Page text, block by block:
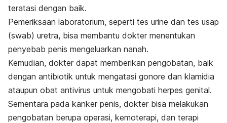
teratasi dengan baik.
Pemeriksaan laboratorium, seperti tes urine dan tes usap
(swab) uretra, bisa membantu dokter menentukan
penyebab penis mengeluarkan nanah.
Kemudian, dokter dapat memberikan pengobatan, baik
dengan antibiotik untuk mengatasi gonore dan klamidia
ataupun obat antivirus untuk mengobati herpes genital.
Sementara pada kanker penis, dokter bisa melakukan
pengobatan berupa operasi, kemoterapi, dan terapi